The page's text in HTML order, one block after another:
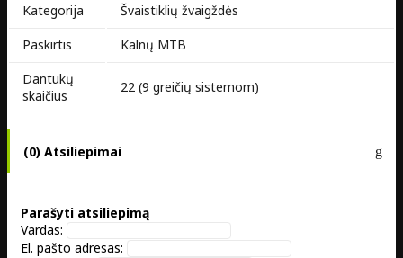
Kategorija
Švaistiklių žvaigždės
Paskirtis
Kalnų MTB
Dantukų
skaičius
22 (9 greičių sistemom)
(0) Atsiliepimai
Parašyti atsiliepimą
Vardas:
El. pašto adresas: